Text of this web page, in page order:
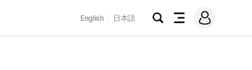
English 日本語
검
전
메
그